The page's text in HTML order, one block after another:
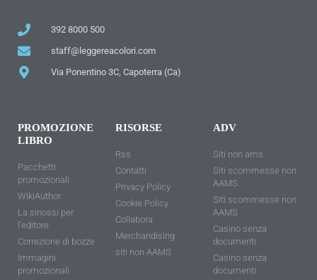
392 8000 500
staff@leggereacolori.com
Via Ponentino 3C, Capoterra (Ca)
PROMOZIONE
LIBRO
Pacchetti
promozionali
WikiAuthor
La sinossi per
l'editore
Correzione di bozze
Immagini
promozionali
RISORSE
Rss
Contatti
Privacy Policy
Cookie Policy
Collabora
Merchandising
siti non AAMS
ADV
Siti non ams
Siti scommesse non
AAMS
Siti scommesse non
AAMS
Casino senza
documenti
Casino senza
documenti